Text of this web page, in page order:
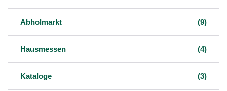
Abholmarkt (9)
Hausmessen (4)
Kataloge (3)